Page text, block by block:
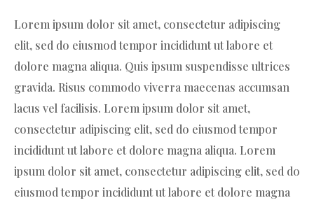
Lorem ipsum dolor sit amet, consectetur adipiscing
elit, sed do eiusmod tempor incididunt ut labore et
dolore magna aliqua. Quis ipsum suspendisse ultrices
gravida. Risus commodo viverra maecenas accumsan
lacus vel facilisis. Lorem ipsum dolor sit amet,
consectetur adipiscing elit, sed do eiusmod tempor
incididunt ut labore et dolore magna aliqua. Lorem
ipsum dolor sit amet, consectetur adipiscing elit, sed do
eiusmod tempor incididunt ut labore et dolore magna